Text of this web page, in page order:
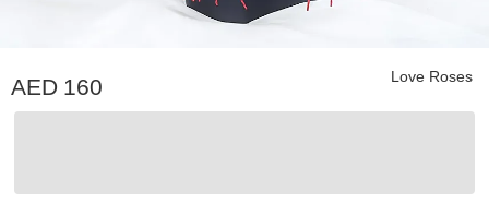
Love Roses
160